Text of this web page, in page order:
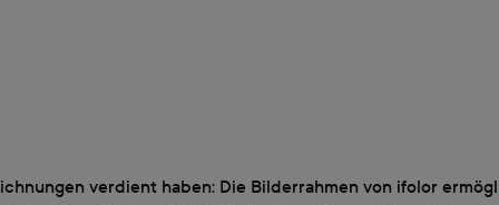
verdient haben: Die Bilderrahmen von ifolor